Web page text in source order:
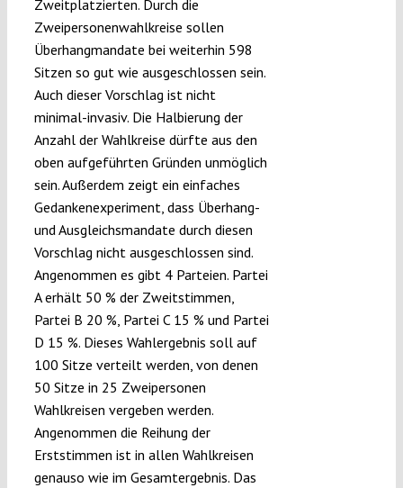
Zweitplatzierten. Durch die
Zweipersonenwahlkreise sollen
Überhangmandate bei weiterhin 598
Sitzen so gut wie ausgeschlossen sein.
Auch dieser Vorschlag ist nicht
minimal-invasiv. Die Halbierung der
Anzahl der Wahlkreise dürfte aus den
oben aufgeführten Gründen unmöglich
sein. Außerdem zeigt ein einfaches
Gedankenexperiment, dass Überhang-
und Ausgleichsmandate durch diesen
Vorschlag nicht ausgeschlossen sind.
Angenommen es gibt 4 Parteien. Partei
A erhält 50 % der Zweitstimmen,
Partei B 20 %, Partei C 15 % und Partei
D 15 %. Dieses Wahlergebnis soll auf
100 Sitze verteilt werden, von denen
50 Sitze in 25 Zweipersonen
Wahlkreisen vergeben werden.
Angenommen die Reihung der
Erststimmen ist in allen Wahlkreisen
genauso wie im Gesamtergebnis. Das